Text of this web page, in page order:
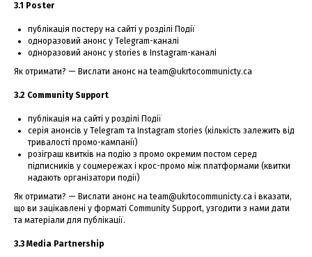
3.1 Poster
публікація постеру на сайті у розділі Події
одноразовий анонс у Telegram-каналі
одноразовий анонс у stories в Instagram-каналі
Як отримати? — Вислати анонс на team@ukrtocommunicty.ca
3.2 Community Support
публікація на сайті у розділі Події
серія анонсів у Telegram та Instagram stories (кількість залежить від
тривалості промо-кампанії)
розіграш квитків на подію з промо окремим постом серед
підписників у соцмережах і крос-промо між платформами (квитки
надають організатори події)
Як отримати? — Вислати анонс на team@ukrtocommunicty.ca і вказати,
що ви зацікавлені у форматі Community Support, узгодити з нами дати
та матеріали для публікації.
3.3 Media Partnership